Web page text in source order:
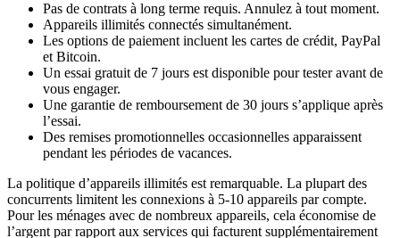
Pas de contrats à long terme requis. Annulez à tout moment.
Appareils illimités connectés simultanément.
Les options de paiement incluent les cartes de crédit, PayPal
et Bitcoin.
Un essai gratuit de 7 jours est disponible pour tester avant de
vous engager.
Une garantie de remboursement de 30 jours s’applique après
l’essai.
Des remises promotionnelles occasionnelles apparaissent
pendant les périodes de vacances.
La politique d’appareils illimités est remarquable. La plupart des
concurrents limitent les connexions à 5-10 appareils par compte.
Pour les ménages avec de nombreux appareils, cela économise de
l’argent par rapport aux services qui facturent supplémentairement